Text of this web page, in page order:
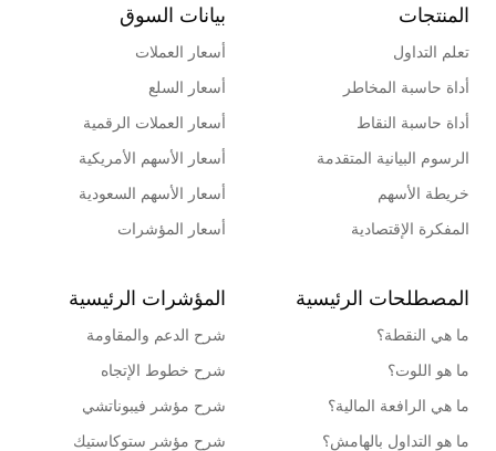
المنتجات
تعلم التداول
أداة حاسبة المخاطر
أداة حاسبة النقاط
الرسوم البيانية المتقدمة
خريطة الأسهم
المفكرة الإقتصادية
بيانات السوق
أسعار العملات
أسعار السلع
أسعار العملات الرقمية
أسعار الأسهم الأمريكية
أسعار الأسهم السعودية
أسعار المؤشرات
المصطلحات الرئيسية
ما هي النقطة؟
ما هو اللوت؟
ما هي الرافعة المالية؟
ما هو التداول بالهامش؟
المؤشرات الرئيسية
شرح الدعم والمقاومة
شرح خطوط الإتجاه
شرح مؤشر فيبوناتشي
شرح مؤشر ستوكاستيك